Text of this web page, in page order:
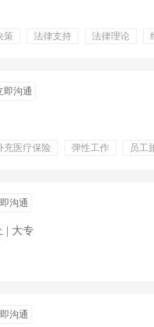
策 法律支持 法律理论
即沟通
充医疗保险 弹性工作
员工
沟通
| 大专
沟通